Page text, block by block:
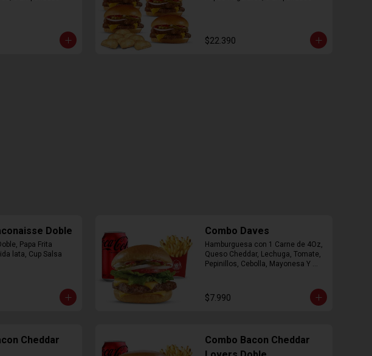
$22.390
Doble
Papa Frita
lata, Cup Salsa
Combo Daves
Hamburguesa con 1 Carne de 4Oz,
Queso Cheddar, Lechuga, Tomate,
Pepinillos, Cebolla, Mayonesa Y
$7.990
Cheddar
Combo Bacon Cheddar